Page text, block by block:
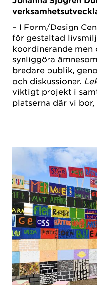
– I Form/Design
för gestaltad
koordinerande
synliggöra
bredare publik,
och diskussioner.
viktigt projekt i
platserna där vi